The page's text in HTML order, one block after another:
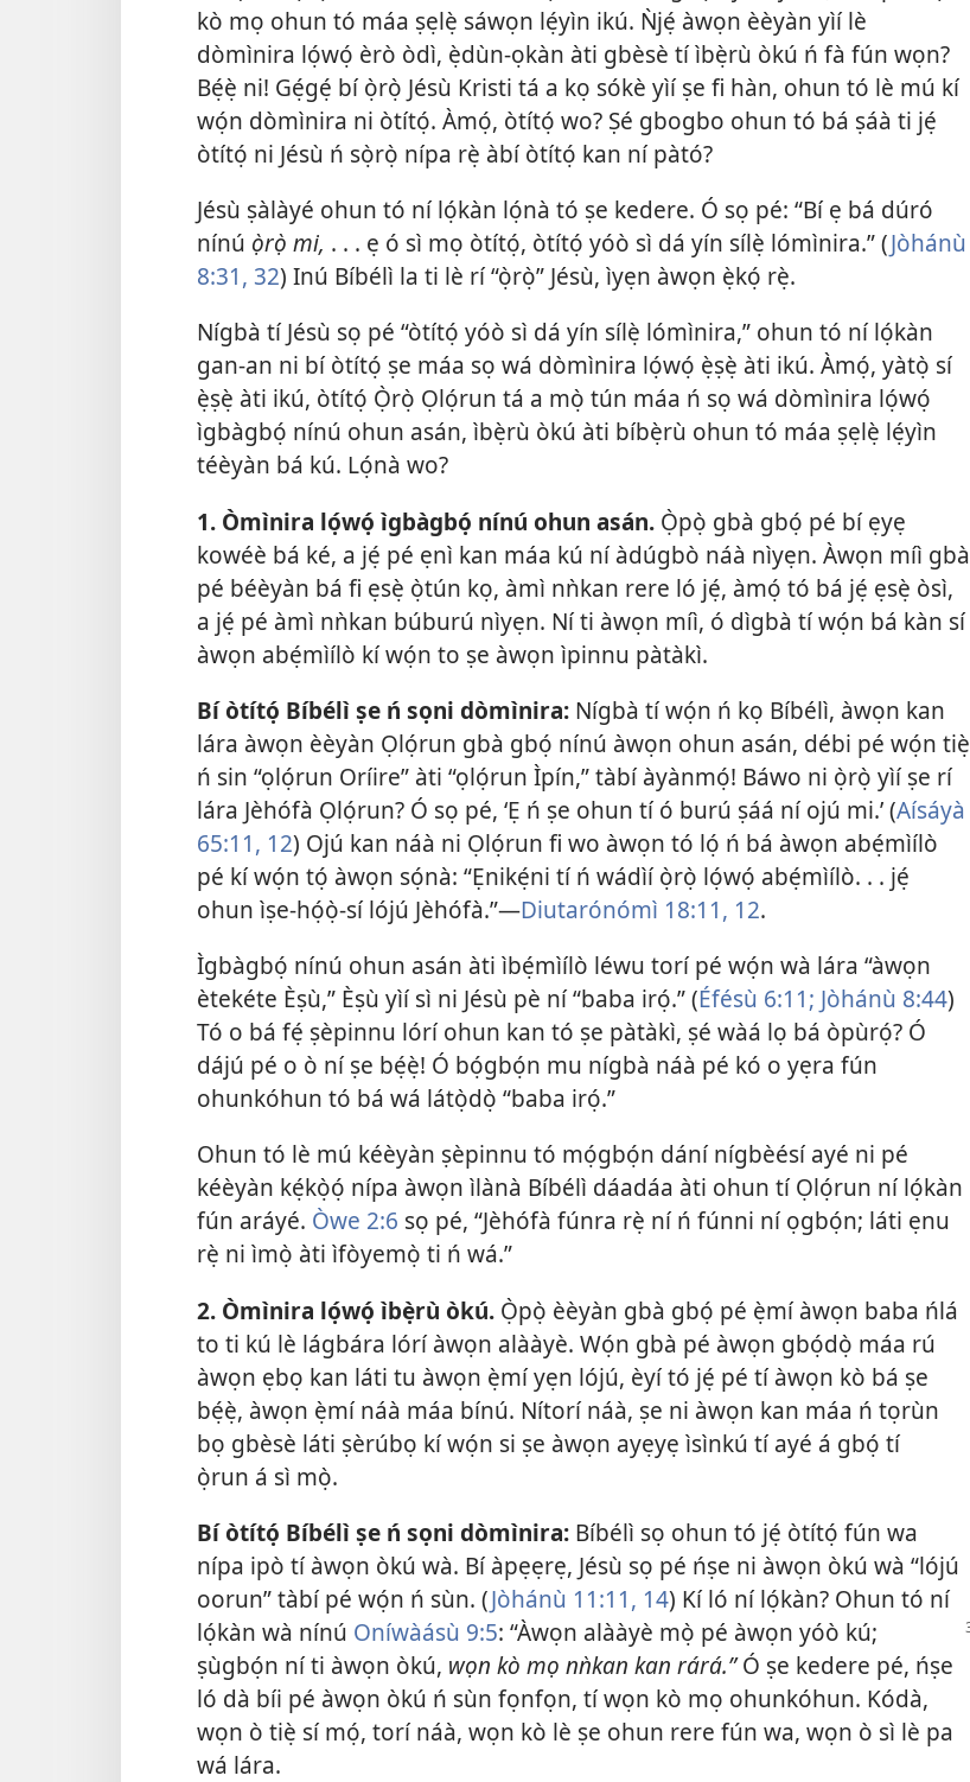
kò mọ ohun tó máa ṣẹlẹ̀ sáwọn lẹ́yìn ikú. Ǹjẹ́ àwọn èèyàn yìí lè
dòmìnira lọ́wọ́ èrò òdì, ẹ̀dùn-ọkàn àti gbèsè tí ìbẹ̀rù òkú ń fà fún wọn?
Bẹ́ẹ̀ ni! Gẹ́gẹ́ bí ọ̀rọ̀ Jésù Kristi tá a kọ sókè yìí ṣe fi hàn, ohun tó lè mú kí
wọ́n dòmìnira ni òtítọ́. Àmọ́, òtítọ́ wo? Ṣé gbogbo ohun tó bá ṣáà ti jẹ́
òtítọ́ ni Jésù ń sọ̀rọ̀ nípa rẹ̀ àbí òtítọ́ kan ní pàtó?
Jésù ṣàlàyé ohun tó ní lọ́kàn lọ́nà tó ṣe kedere. Ó sọ pé: “Bí ẹ bá dúró
nínú ọ̀rọ̀ mi, . . . ẹ ó sì mọ òtítọ́, òtítọ́ yóò sì dá yín sílẹ̀ lómìnira.” (Jòhánù
8:31, 32) Inú Bíbélì la ti lè rí “ọ̀rọ̀” Jésù, ìyẹn àwọn ẹ̀kọ́ rẹ̀.
Nígbà tí Jésù sọ pé “òtítọ́ yóò sì dá yín sílẹ̀ lómìnira,” ohun tó ní lọ́kàn
gan-an ni bí òtítọ́ ṣe máa sọ wá dòmìnira lọ́wọ́ ẹ̀ṣẹ̀ àti ikú. Àmọ́, yàtọ̀ sí
ẹ̀ṣẹ̀ àti ikú, òtítọ́ Ọ̀rọ̀ Ọlọ́run tá a mọ̀ tún máa ń sọ wá dòmìnira lọ́wọ́
ìgbàgbọ́ nínú ohun asán, ìbẹ̀rù òkú àti bíbẹ̀rù ohun tó máa ṣẹlẹ̀ lẹ́yìn
téèyàn bá kú. Lọ́nà wo?
1. Òmìnira lọ́wọ́ ìgbàgbọ́ nínú ohun asán. Ọ̀pọ̀ gbà gbọ́ pé bí ẹyẹ
kowéè bá ké, a jẹ́ pé ẹnì kan máa kú ní àdúgbò náà nìyẹn. Àwọn míì gbà
pé béèyàn bá fi ẹsẹ̀ ọ̀tún kọ, àmì nǹkan rere ló jẹ́, àmọ́ tó bá jẹ́ ẹsẹ̀ òsì,
a jẹ́ pé àmì nǹkan búburú nìyẹn. Ní ti àwọn míì, ó dìgbà tí wọ́n bá kàn sí
àwọn abẹ́mìílò kí wọ́n to ṣe àwọn ìpinnu pàtàkì.
Bí òtítọ́ Bíbélì ṣe ń sọni dòmìnira: Nígbà tí wọ́n ń kọ Bíbélì, àwọn kan
lára àwọn èèyàn Ọlọ́run gbà gbọ́ nínú àwọn ohun asán, débi pé wọ́n tiẹ̀
ń sin “ọlọ́run Oríire” àti “ọlọ́run Ìpín,” tàbí àyànmọ́! Báwo ni ọ̀rọ̀ yìí ṣe rí
lára Jèhófà Ọlọ́run? Ó sọ pé, ‘Ẹ ń ṣe ohun tí ó burú ṣáá ní ojú mi.’ (Aísáyà
65:11, 12) Ojú kan náà ni Ọlọ́run fi wo àwọn tó lọ́ ń bá àwọn abẹ́mìílò
pé kí wọ́n tọ́ àwọn sọ́nà: “Ẹnikẹ́ni tí ń wádìí ọ̀rọ̀ lọ́wọ́ abẹ́mìílò. . . jẹ́
ohun ìṣe-họ́ọ̀-sí lójú Jèhófà.”—Diutarónómì 18:11, 12.
Ìgbàgbọ́ nínú ohun asán àti ìbẹ́mìílò léwu torí pé wọ́n wà lára “àwọn
ètekéte Èṣù,” Èṣù yìí sì ni Jésù pè ní “baba irọ́.” (Éfésù 6:11; Jòhánù 8:44)
Tó o bá fẹ́ ṣèpinnu lórí ohun kan tó ṣe pàtàkì, ṣé wàá lọ bá òpùrọ́? Ó
dájú pé o ò ní ṣe bẹ́ẹ̀! Ó bọ́gbọ́n mu nígbà náà pé kó o yẹra fún
ohunkóhun tó bá wá látọ̀dọ̀ “baba irọ́.”
Ohun tó lè mú kéèyàn ṣèpinnu tó mọ́gbọ́n dání nígbèésí ayé ni pé
kéèyàn kẹ́kọ̀ọ́ nípa àwọn ìlànà Bíbélì dáadáa àti ohun tí Ọlọ́run ní lọ́kàn
fún aráyé. Òwe 2:6 sọ pé, “Jèhófà fúnra rẹ̀ ní ń fúnni ní ọgbọ́n; láti ẹnu
rẹ̀ ni ìmọ̀ àti ìfòyemọ̀ ti ń wá.”
2. Òmìnira lọ́wọ́ ìbẹ̀rù òkú. Ọ̀pọ̀ èèyàn gbà gbọ́ pé ẹ̀mí àwọn baba ńlá
to ti kú lè lágbára lórí àwọn alààyè. Wọ́n gbà pé àwọn gbọ́dọ̀ máa rú
àwọn ẹbọ kan láti tu àwọn ẹ̀mí yẹn lójú, èyí tó jẹ́ pé tí àwọn kò bá ṣe
bẹ́ẹ̀, àwọn ẹ̀mí náà máa bínú. Nítorí náà, ṣe ni àwọn kan máa ń tọrùn
bọ gbèsè láti ṣèrúbọ kí wọ́n si ṣe àwọn ayẹyẹ ìsìnkú tí ayé á gbọ́ tí
ọ̀run á sì mọ̀.
Bí òtítọ́ Bíbélì ṣe ń sọni dòmìnira: Bíbélì sọ ohun tó jẹ́ òtítọ́ fún wa
nípa ipò tí àwọn òkú wà. Bí àpẹẹrẹ, Jésù sọ pé ńṣe ni àwọn òkú wà “lójú
oorun” tàbí pé wọ́n ń sùn. (Jòhánù 11:11, 14) Kí ló ní lọ́kàn? Ohun tó ní
lọ́kàn wà nínú Oníwàásù 9:5: “Àwọn alààyè mọ̀ pé àwọn yóò kú;
ṣùgbọ́n ní ti àwọn òkú, wọn kò mọ nǹkan kan rárá.”Ó ṣe kedere pé, ńṣe
ló dà bíi pé àwọn òkú ń sùn fọnfọn, tí wọn kò mọ ohunkóhun. Kódà,
wọn ò tiẹ̀ sí mọ́, torí náà, wọn kò lè ṣe ohun rere fún wa, wọn ò sì lè pa
wá lára.